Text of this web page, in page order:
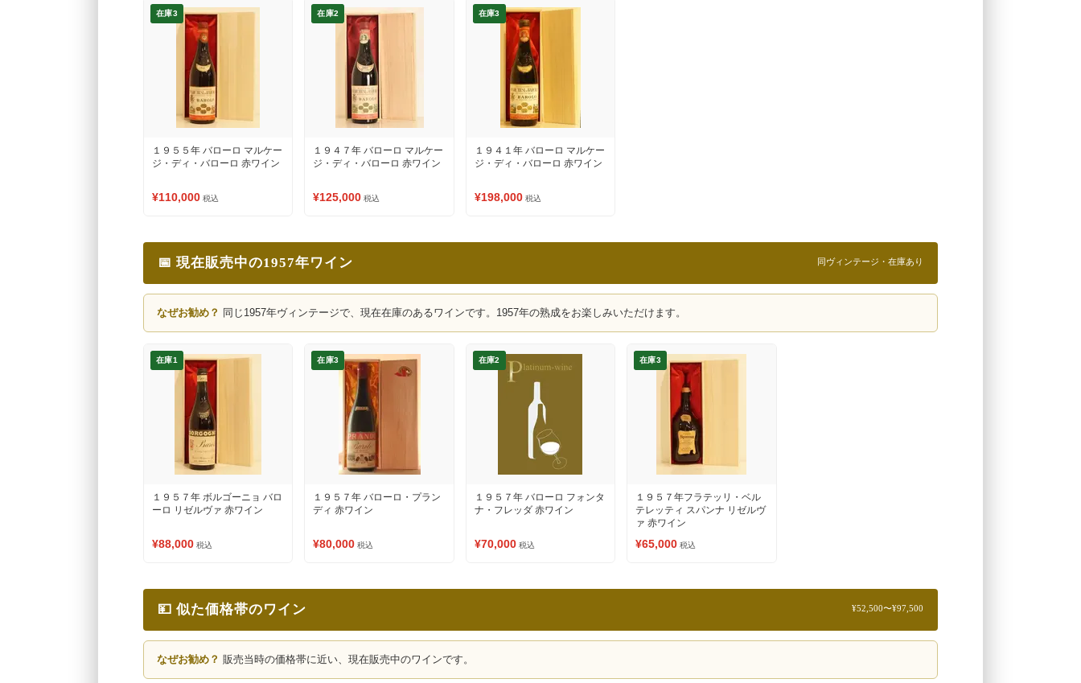
在庫3
１９５５年 バローロ マルケー
ジ・ディ・バローロ 赤ワイン
¥110,000 税込
在庫2
１９４７年 バローロ マルケー
ジ・ディ・バローロ 赤ワイン
¥125,000 税込
在庫3
１９４１年 バローロ マルケー
ジ・ディ・バローロ 赤ワイン
¥198,000 税込
📅 現在販売中の1957年ワイン 同ヴィンテージ・在庫あり
なぜお勧め？ 同じ1957年ヴィンテージで、現在在庫のあるワインです。1957年の熟成をお楽しみいただけます。
在庫1
１９５７年 ボルゴーニョ バロ
ーロ リゼルヴァ 赤ワイン
¥88,000 税込
在庫3
１９５７年 バローロ・プラン
ディ 赤ワイン
¥80,000 税込
在庫2
１９５７年 バローロ フォンタ
ナ・フレッダ 赤ワイン
¥70,000 税込
在庫3
１９５７年フラテッリ・ベル
テレッティ スパンナ リゼルヴ
ァ 赤ワイン
¥65,000 税込
💴 似た価格帯のワイン ¥52,500〜¥97,500
なぜお勧め？ 販売当時の価格帯に近い、現在販売中のワインです。